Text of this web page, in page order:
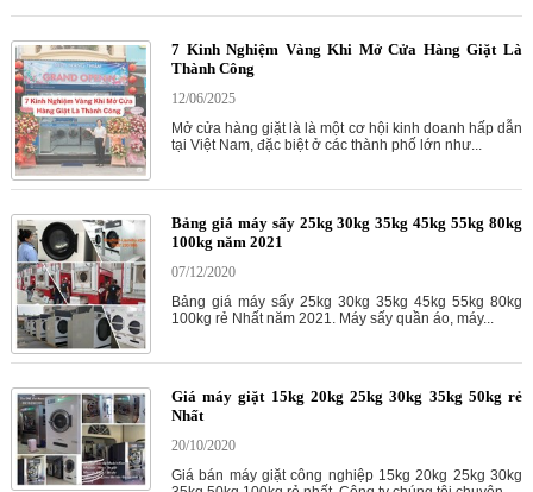
7 Kinh Nghiệm Vàng Khi Mở Cửa Hàng Giặt Là
Thành Công
12/06/2025
Mở cửa hàng giặt là là một cơ hội kinh doanh hấp dẫn
tại Việt Nam, đặc biệt ở các thành phố lớn như...
Bảng giá máy sấy 25kg 30kg 35kg 45kg 55kg 80kg
100kg năm 2021
07/12/2020
Bảng giá máy sấy 25kg 30kg 35kg 45kg 55kg 80kg
100kg rẻ Nhất năm 2021. Máy sấy quần áo, máy...
Giá máy giặt 15kg 20kg 25kg 30kg 35kg 50kg rẻ
Nhất
20/10/2020
Giá bán máy giặt công nghiệp 15kg 20kg 25kg 30kg